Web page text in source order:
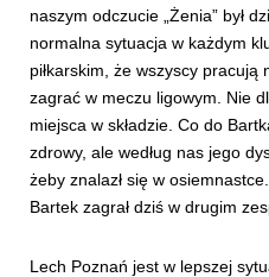
naszym odczucie „Żenia” był
normalna sytuacja w każdym
piłkarskim, że wszyscy
zagrać w meczu ligowym. Nie
miejsca w składzie. Co do
zdrowy, ale według nas jego
żeby znalazł się w
Bartek zagrał dziś w drugim
Lech Poznań jest w lepszej